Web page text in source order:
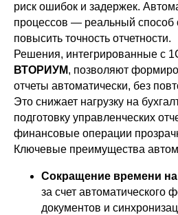
риск ошибок и задержек.
процессов — реальный способ
повысить точность отчетности.
Решения, интегрированные с
ВТОРИУМ, позволяют
отчеты автоматически, без
Это снижает нагрузку на
подготовку управленческих
финансовые операции
Ключевые преимущества
Сокращение времени на
за счет автоматического
документов и